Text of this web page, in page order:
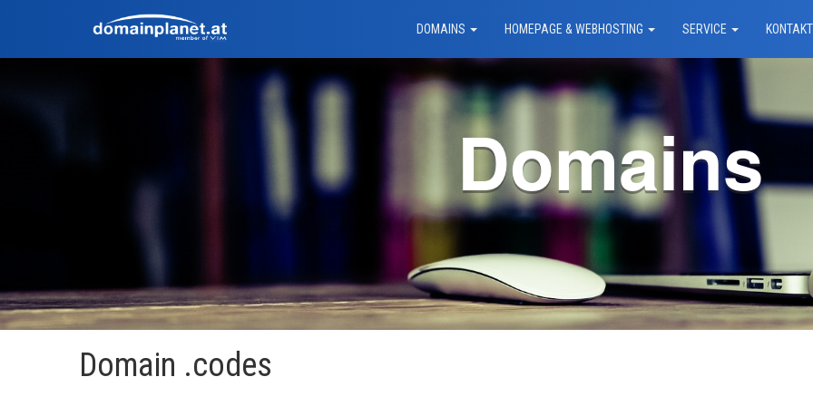
DOMAINS HOMEPAGE & WEBHOSTING SERVICE
Domains
Domain .codes